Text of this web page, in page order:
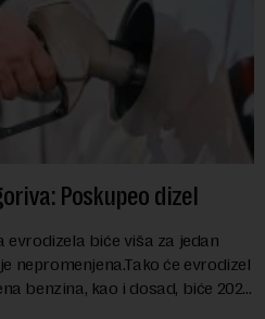
Poskupeo dizel
evrodizela biće viša za jedan
nepromenjena.Tako će evrodizel
benzina, kao i dosad, biće 202